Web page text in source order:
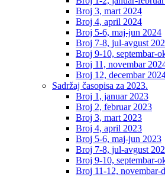
Broj 3, mart 2024
Broj 4, april 2024
Broj 5-6, maj-jun 2024
Broj 7-8, jul-avgust
Broj 9-10, septembar-
Broj 11, novembar
Broj 12, decembar
Sadržaj časopisa za 2023.
Broj 1, januar 2023
Broj 2, februar 2023
Broj 3, mart 2023
Broj 4, april 2023
Broj 5-6, maj-jun 2023
Broj 7-8, jul-avgust
Broj 9-10, septembar-
Broj 11-12, novembar-